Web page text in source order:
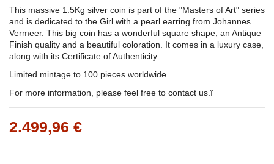
This massive 1.5Kg silver coin is part of the "Masters of Art" series
and is dedicated to the Girl with a pearl earring from Johannes
Vermeer. This big coin has a wonderful square shape, an Antique
Finish quality and a beautiful coloration. It comes in a luxury case,
along with its Certificate of Authenticity.
Limited mintage to 100 pieces worldwide.
For more information, please feel free to contact us.î
2.499,96 €